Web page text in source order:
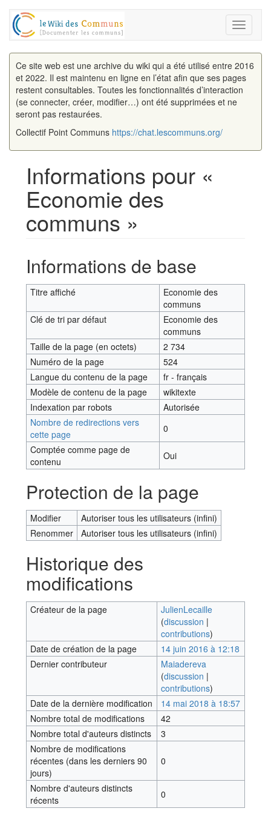
Toggle
Ce site web est une archive du wiki qui a été utilisé entre 2016
et 2022. Il est maintenu en ligne en l’état afin que ses pages
restent consultables. Toutes les fonctionnalités d’interaction
(se connecter, créer, modifier…) ont été supprimées et ne
seront pas restaurées.
Collectif Point Communs https://chat.lescommuns.org/
Informations pour «
Economie des
communs »
Informations de base
Titre affiché
Economie des
communs
Clé de tri par défaut
Economie des
communs
Taille de la page (en octets)
2 734
Numéro de la page
524
Langue du contenu de la page
fr - français
Modèle de contenu de la page
wikitexte
Indexation par robots
Autorisée
Nombre de redirections vers
cette page
0
Comptée comme page de
contenu
Oui
Protection de la page
Modifier
Autoriser tous les utilisateurs (infini)
Renommer
Autoriser tous les utilisateurs (infini)
Historique des
modifications
Créateur de la page
JulienLecaille
(discussion |
contributions)
Date de création de la page
14 juin 2016 à 12:18
Dernier contributeur
Maiadereva
(discussion |
contributions)
Date de la dernière modification
14 mai 2018 à 18:57
Nombre total de modifications
42
Nombre total d'auteurs distincts
3
Nombre de modifications
récentes (dans les derniers 90
jours)
0
Nombre d'auteurs distincts
récents
0